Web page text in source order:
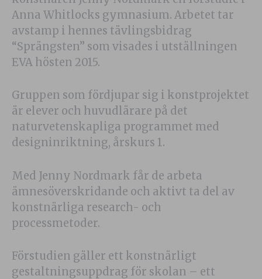
Anna Whitlocks gymnasium. Arbetet tar
avstamp i hennes tävlingsbidrag
“Sprängsten” som visades i utställningen
EVA hösten 2015.
Gruppen som fördjupar sig i konstprojektet
är elever och huvudlärare på det
naturvetenskapliga programmet med
designinriktning, årskurs 1.
Med Jenny Nordmark får de arbeta
ämnesöverskridande och aktivt ta del av
konstnärliga research- och
processmetoder.
Förstudien gäller ett konstnärligt
gestaltningsuppdrag för skolan – ett